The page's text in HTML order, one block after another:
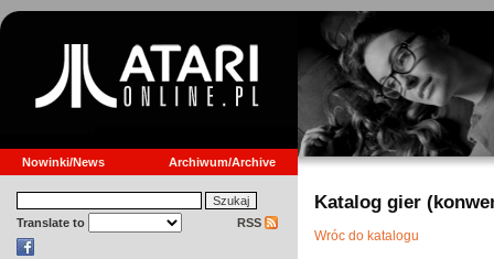
Nowinki/News Archiwum/Archive
Translate to RSS
Katalog gier
Wróc do katalogu